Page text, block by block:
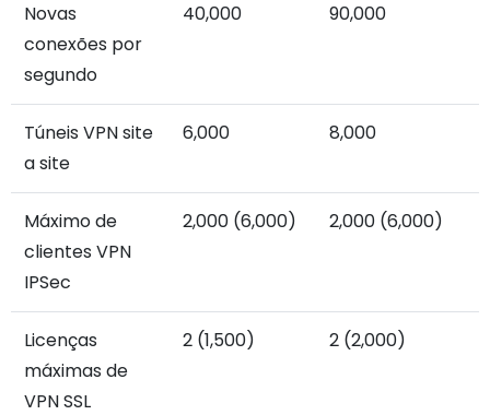
Novas
conexões por
segundo
40,000 90,000
Túneis VPN site
a site
6,000 8,000
Máximo de
clientes VPN
IPSec
2,000 (6,000) 2,000 (6,000)
Licenças
máximas de
VPN SSL
2 (1,500) 2 (2,000)